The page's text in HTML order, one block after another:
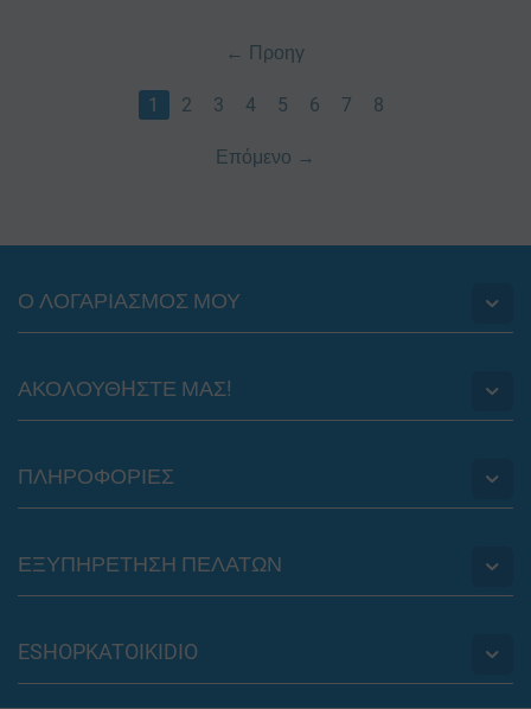
Προηγ
1 2 3 4 5 6 7 8
Επόμενο
Ο ΛΟΓΑΡΙΑΣΜΟΣ ΜΟΥ
ΑΚΟΛΟΥΘHΣΤΕ ΜΑΣ!
ΠΛΗΡΟΦΟΡΙΕΣ
ΕΞΥΠΗΡΕΤΗΣΗ ΠΕΛΑΤΩΝ
ESHOPKATOIKIDIO